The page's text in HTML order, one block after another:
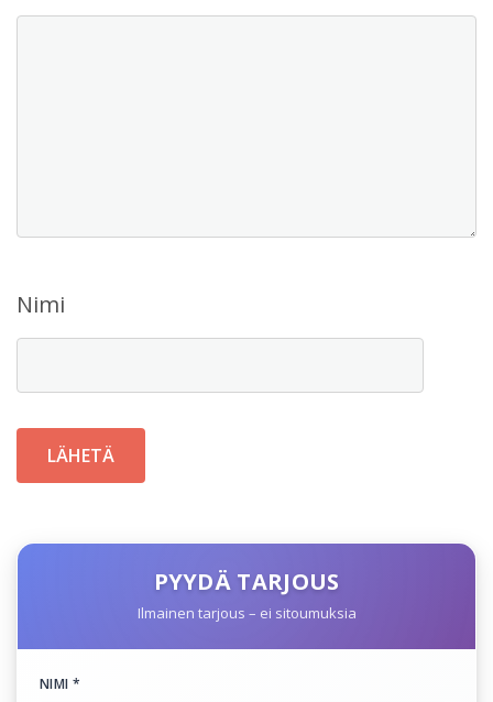
Nimi
PYYDÄ TARJOUS
Ilmainen tarjous – ei sitoumuksia
NIMI *